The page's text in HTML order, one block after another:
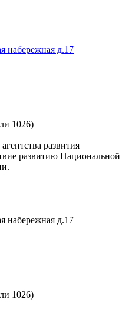
набережная д.17
1026)
развития
развитию Национальной
набережная д.17
1026)